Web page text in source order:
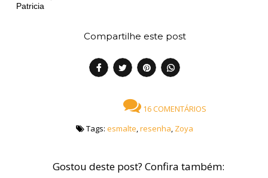
Patricia
Compartilhe este post
16 COMENTÁRIOS
Tags: esmalte,resenha, Zoya
Gostou deste post? Confira também: